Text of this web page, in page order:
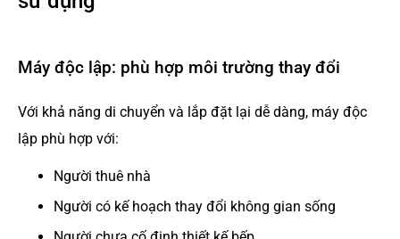
Máy độc lập: phù hợp môi trường thay đổi
Với khả năng di chuyển và lắp đặt lại dễ dàng, máy độc
lập phù hợp với:
Người thuê nhà
Người có kế hoạch thay đổi không gian sống